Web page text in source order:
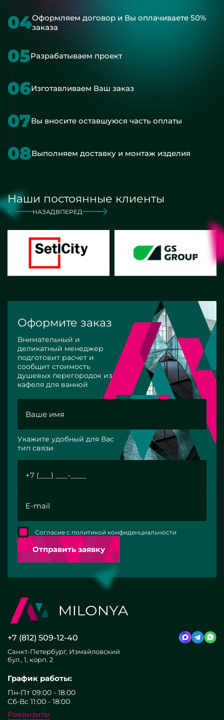
04Оформляем договор и Вы оплачиваете 50%
заказа
05Разрабатываем проект
06Изготавливаем Ваш заказ
07Вы вносите оставшуюся часть оплаты
08Выполняем доставку и монтаж изделия
Наши постоянные клиенты
НАЗАД ВПЕРЕД
Оформите заказ
Внимательный и
деликатный менеджер
подготовит расчет и
сообщит стоимость
душевых перегородок из
кафеля для ванной
Укажите удобный для Вас
тип связи
Отправить заявку
Согласие с политикой конфиденциальности
+7 (812) 509-12-40
Санкт-Петербург, Измайловский
бул., 1, корп. 2
График работы:
Пн-Пт 09:00 - 18:00
Сб-Вс 11:00 - 18:00
Реквизиты